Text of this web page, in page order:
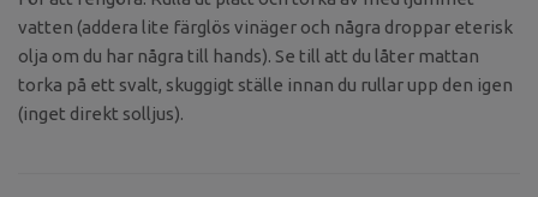
vatten (addera lite färglös vinäger och några droppar eterisk
olja om du har några till hands). Se till att du låter mattan
torka på ett svalt, skuggigt ställe innan du rullar upp den igen
(inget direkt solljus).